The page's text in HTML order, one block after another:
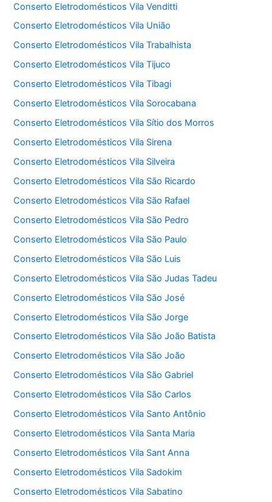
Conserto Eletrodomésticos Vila Venditti
Conserto Eletrodomésticos Vila União
Conserto Eletrodomésticos Vila Trabalhista
Conserto Eletrodomésticos Vila Tijuco
Conserto Eletrodomésticos Vila Tibagi
Conserto Eletrodomésticos Vila Sorocabana
Conserto Eletrodomésticos Vila Sítio dos Morros
Conserto Eletrodomésticos Vila Sirena
Conserto Eletrodomésticos Vila Silveira
Conserto Eletrodomésticos Vila São Ricardo
Conserto Eletrodomésticos Vila São Rafael
Conserto Eletrodomésticos Vila São Pedro
Conserto Eletrodomésticos Vila São Paulo
Conserto Eletrodomésticos Vila São Luis
Conserto Eletrodomésticos Vila São Judas Tadeu
Conserto Eletrodomésticos Vila São José
Conserto Eletrodomésticos Vila São Jorge
Conserto Eletrodomésticos Vila São João Batista
Conserto Eletrodomésticos Vila São João
Conserto Eletrodomésticos Vila São Gabriel
Conserto Eletrodomésticos Vila São Carlos
Conserto Eletrodomésticos Vila Santo Antônio
Conserto Eletrodomésticos Vila Santa Maria
Conserto Eletrodomésticos Vila Sant Anna
Conserto Eletrodomésticos Vila Sadokim
Conserto Eletrodomésticos Vila Sabatino